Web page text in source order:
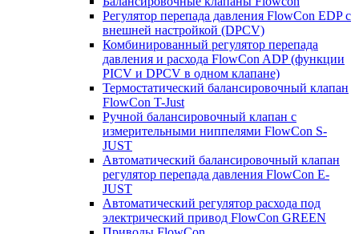
Регулятор перепада давления FlowСon EDP с
внешней настройкой (DPCV)
Комбинированный регулятор перепада
давления и расхода FlowСon ADP (функции
PICV и DPCV в одном клапане)
Термостатический балансировочный клапан
FlowСon T-Just
Ручной балансировочный клапан с
измерительными ниппелями FlowСon S-
JUST
Автоматический балансировочный клапан
регулятор перепада давления FlowСon E-
JUST
Автоматический регулятор расхода под
электрический привод FlowСon GREEN